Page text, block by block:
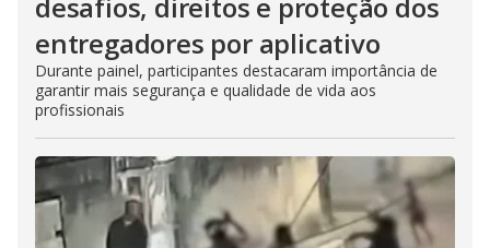
entregadores por aplicativo
Durante painel, participantes destacaram importância de
garantir mais segurança e qualidade de vida aos
profissionais